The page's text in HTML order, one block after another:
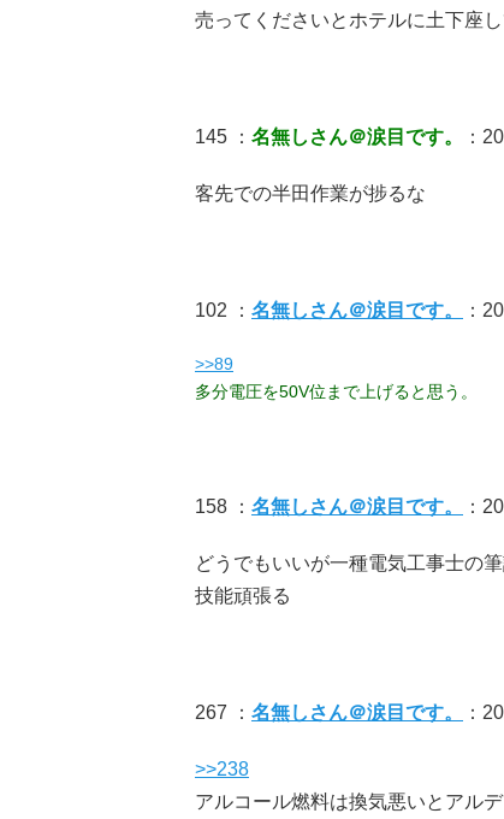
売ってくださいとホテルに土下座
145 ： 名無しさん＠涙目です。 ：
客先での半田作業が捗るな
102 ： 名無しさん＠涙目です。 ：
>>89
多分電圧を50V位まで上げると思う。
158 ： 名無しさん＠涙目です。 ：
どうでもいいが一種電気工事士の
技能頑張る
267 ： 名無しさん＠涙目です。 ：
>>238
アルコール燃料は換気悪いとアル